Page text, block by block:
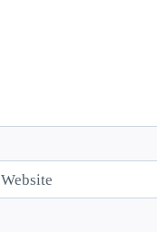
Website